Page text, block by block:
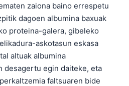
zaiona baino errespetu
dagoen albumina baxuak
proteina-galera, gibeleko
askotasun eskasa
altuak albumina
desagertu egin daiteke, eta
faltsuaren bide